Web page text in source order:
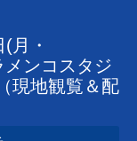
月・
ンコスタジ
現地観覧＆配